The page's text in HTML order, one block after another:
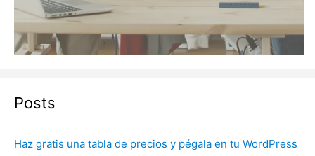
Posts
Haz gratis una tabla de precios y pégala en tu WordPress